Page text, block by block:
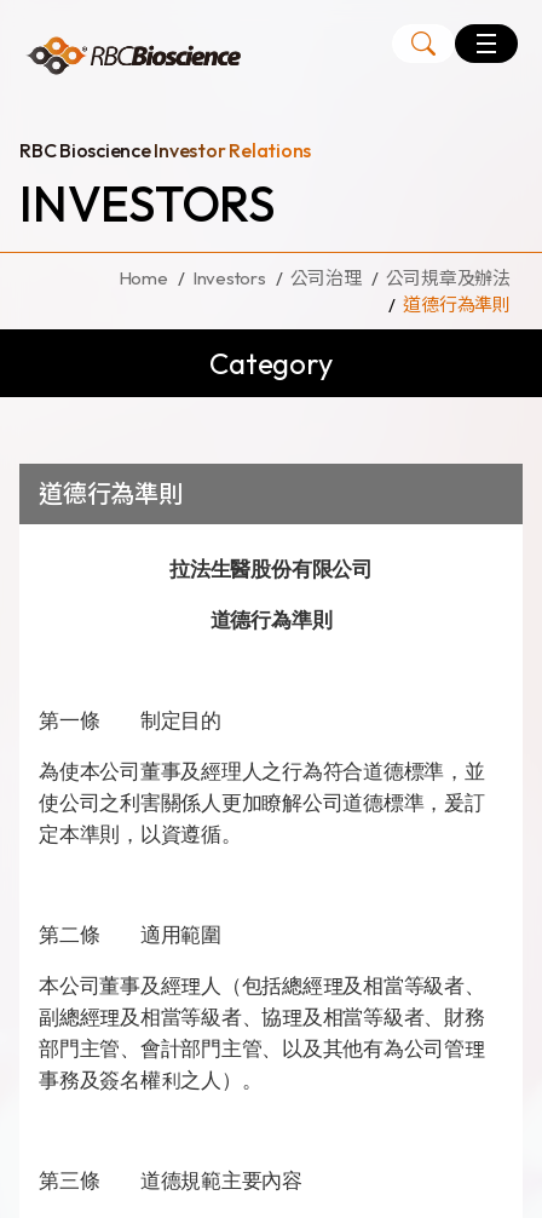
Language
MagCore
Instruments
Large Volume Kits
Announcement
Certificates
Download
COA Download
財務資訊
公司治理
股東專區
RBC Bioscience Investor Relations
INVESTORS
Home Investors 公司治理
公司規章及辦法
道德行為準則
Category
道德行為準則
拉法生醫股份有限公司
道德行為準則
第一條 制定目的
為使本公司董事及經理人之行為符合道德標準，並
使公司之利害關係人更加瞭解公司道德標準，爰訂
定本準則，以資遵循。
第二條 適用範圍
本公司董事及經理人（包括總經理及相當等級者、
副總經理及相當等級者、協理及相當等級者、財務
部門主管、會計部門主管、以及其他有為公司管理
事務及簽名權利之人）。
第三條 道德規範主要內容